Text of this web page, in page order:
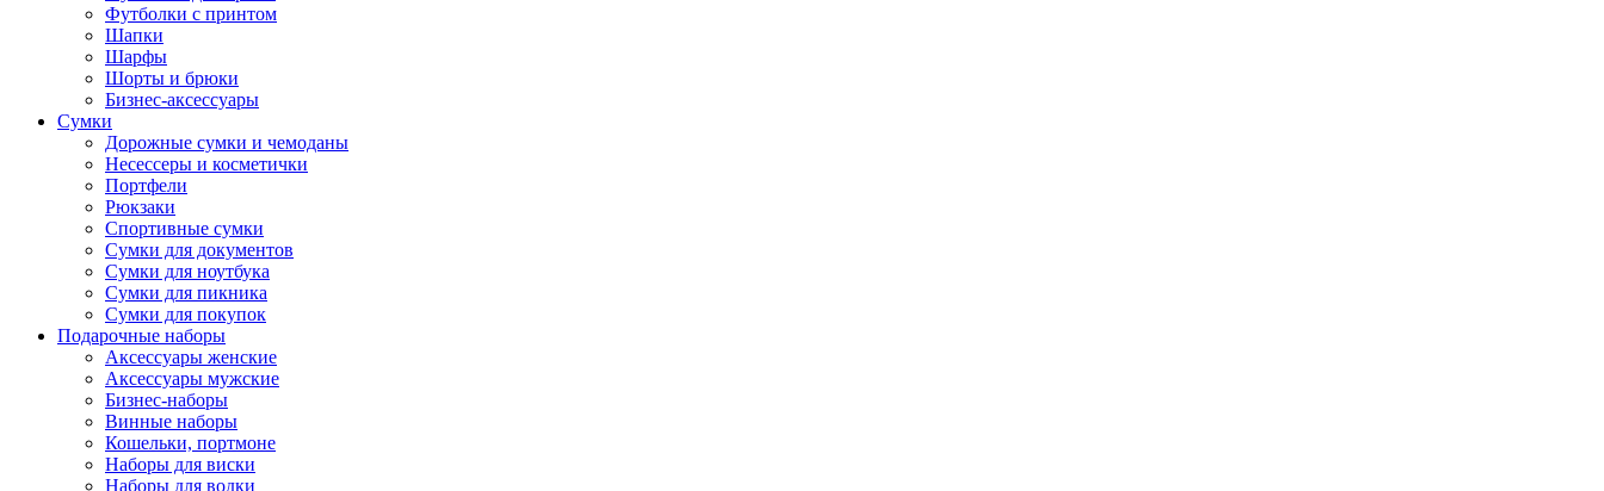
Футболки с принтом
Шапки
Шарфы
Шорты и брюки
Бизнес-аксессуары
Сумки
Дорожные сумки и чемоданы
Несессеры и косметички
Портфели
Рюкзаки
Спортивные сумки
Сумки для документов
Сумки для ноутбука
Сумки для пикника
Сумки для покупок
Подарочные наборы
Аксессуары женские
Аксессуары мужские
Бизнес-наборы
Винные наборы
Кошельки, портмоне
Наборы для виски
Наборы для водки